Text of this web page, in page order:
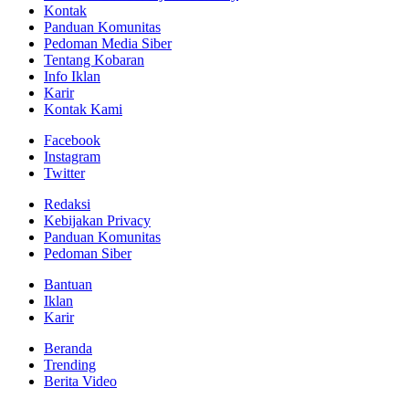
Kontak
Panduan Komunitas
Pedoman Media Siber
Tentang Kobaran
Info Iklan
Karir
Kontak Kami
Facebook
Instagram
Twitter
Redaksi
Kebijakan Privacy
Panduan Komunitas
Pedoman Siber
Bantuan
Iklan
Karir
Beranda
Trending
Berita Video